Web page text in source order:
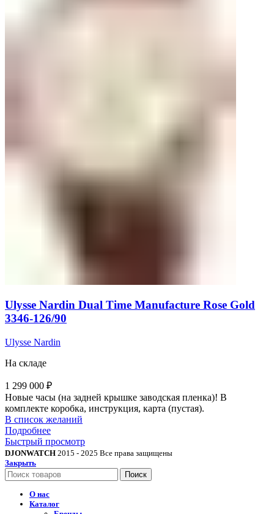
Ulysse Nardin Dual Time Manufacture Rose Gold
3346-126/90
Ulysse Nardin
На складе
1 299 000 ₽
Новые часы (на задней крышке заводская пленка)! В
комплекте коробка, инструкция, карта (пустая).
В список желаний
Подробнее
Быстрый просмотр
DJONWATCH 2015 - 2025 Все права защищены
Закрыть
Поиск
О нас
Каталог